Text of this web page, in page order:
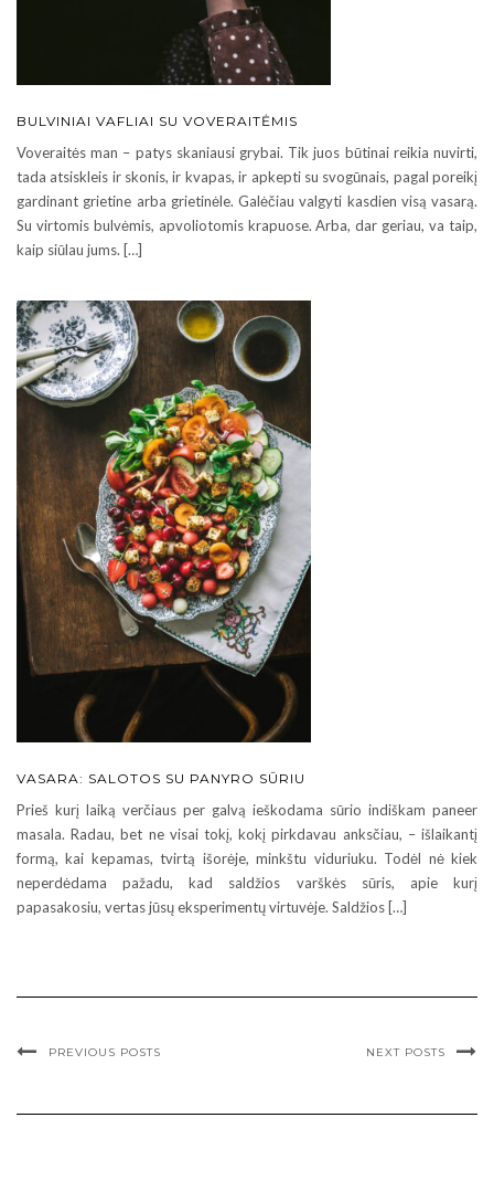
BULVINIAI VAFLIAI SU VOVERAITĖMIS
Voveraitės man – patys skaniausi grybai. Tik juos būtinai reikia nuvirti,
tada atsiskleis ir skonis, ir kvapas, ir apkepti su svogūnais, pagal poreikį
gardinant grietine arba grietinėle. Galėčiau valgyti kasdien visą vasarą.
Su virtomis bulvėmis, apvoliotomis krapuose. Arba, dar geriau, va taip,
kaip siūlau jums. […]
VASARA: SALOTOS SU PANYRO SŪRIU
Prieš kurį laiką verčiaus per galvą ieškodama sūrio indiškam paneer
masala. Radau, bet ne visai tokį, kokį pirkdavau anksčiau, – išlaikantį
formą, kai kepamas, tvirtą išorėje, minkštu viduriuku. Todėl nė kiek
neperdėdama pažadu, kad saldžios varškės sūris, apie kurį
papasakosiu, vertas jūsų eksperimentų virtuvėje. Saldžios […]
PREVIOUS POSTS NEXT POSTS